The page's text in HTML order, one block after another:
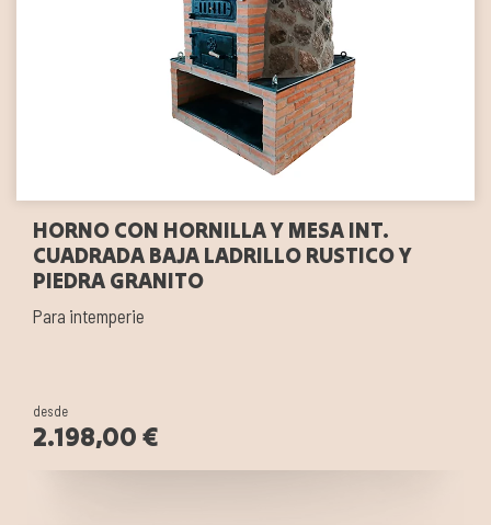
HORNO CON HORNILLA Y MESA INT.
CUADRADA BAJA LADRILLO RUSTICO Y
PIEDRA GRANITO
Para intemperie
desde
2.198,00 €